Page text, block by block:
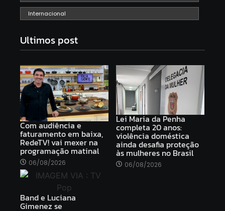
Internacional
Ultimos post
Com audiência e
faturamento em baixa,
RedeTV! vai mexer na
programação matinal
06/08/2026
Lei Maria da Penha
completa 20 anos:
violência doméstica
ainda desafia proteção
às mulheres no Brasil
06/08/2026
Band e Luciana
Gimenez se